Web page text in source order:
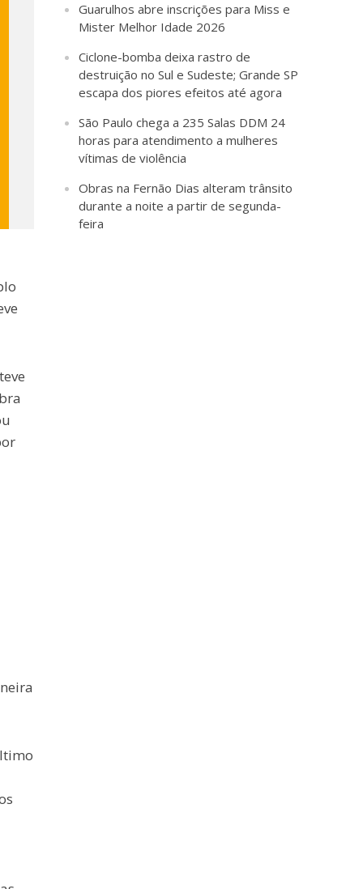
Guarulhos abre inscrições para Miss e
Mister Melhor Idade 2026
Ciclone-bomba deixa rastro de
destruição no Sul e Sudeste; Grande SP
escapa dos piores efeitos até agora
São Paulo chega a 235 Salas DDM 24
horas para atendimento a mulheres
vítimas de violência
Obras na Fernão Dias alteram trânsito
durante a noite a partir de segunda-
feira